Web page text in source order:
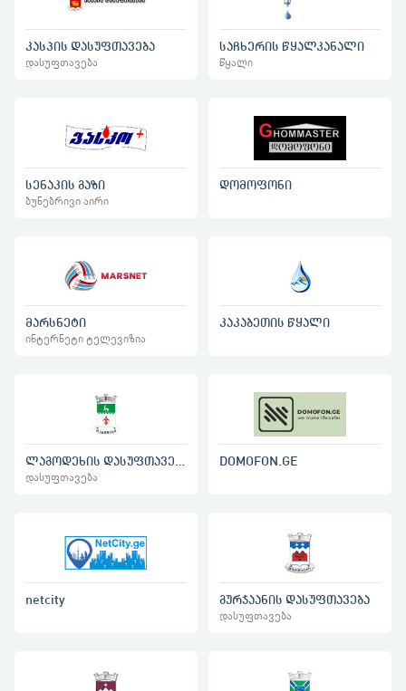
კასპის დასუფთავება
დასუფთავება
საჩხერის წყალკანალი
წყალი
სენაკის გაზი
ბუნებრივი აირი
დომოფონი
მარსნეტი
ინტერნეტი ტელევიზია
კაკაბეთის წყალი
დასუფთავება
DOMOFON.GE
netcity გურჯაანის დასუფთავება
დასუფთავება